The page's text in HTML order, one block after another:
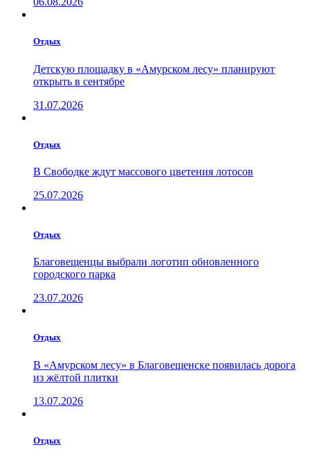
Отдых
Детскую площадку в «Амурском лесу» планируют
открыть в сентябре
31.07.2026
Отдых
В Свободке ждут массового цветения лотосов
25.07.2026
Отдых
Благовещенцы выбрали логотип обновленного
городского парка
23.07.2026
Отдых
В «Амурском лесу» в Благовещенске появилась дорога
из жёлтой плитки
13.07.2026
Отдых